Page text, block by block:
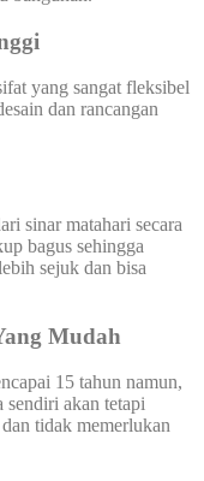
yang sangat fleksibel
dan rancangan
sinar matahari secara
bagus sehingga
sejuk dan bisa
Mudah
15 tahun namun,
sendiri akan tetapi
tidak memerlukan